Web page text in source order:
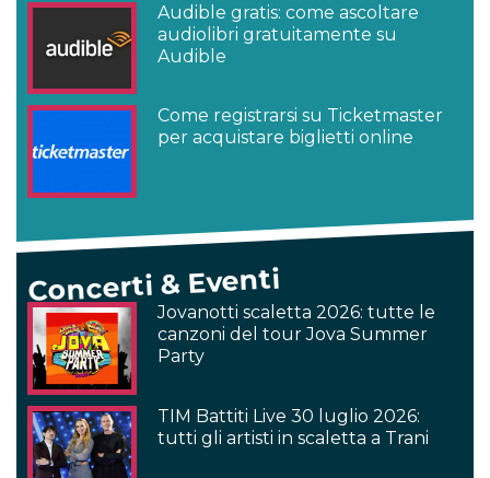
Audible gratis: come ascoltare
audiolibri gratuitamente su
Audible
Come registrarsi su Ticketmaster
per acquistare biglietti online
Concerti & Eventi
Jovanotti scaletta 2026: tutte le
canzoni del tour Jova Summer
Party
TIM Battiti Live 30 luglio 2026:
tutti gli artisti in scaletta a Trani